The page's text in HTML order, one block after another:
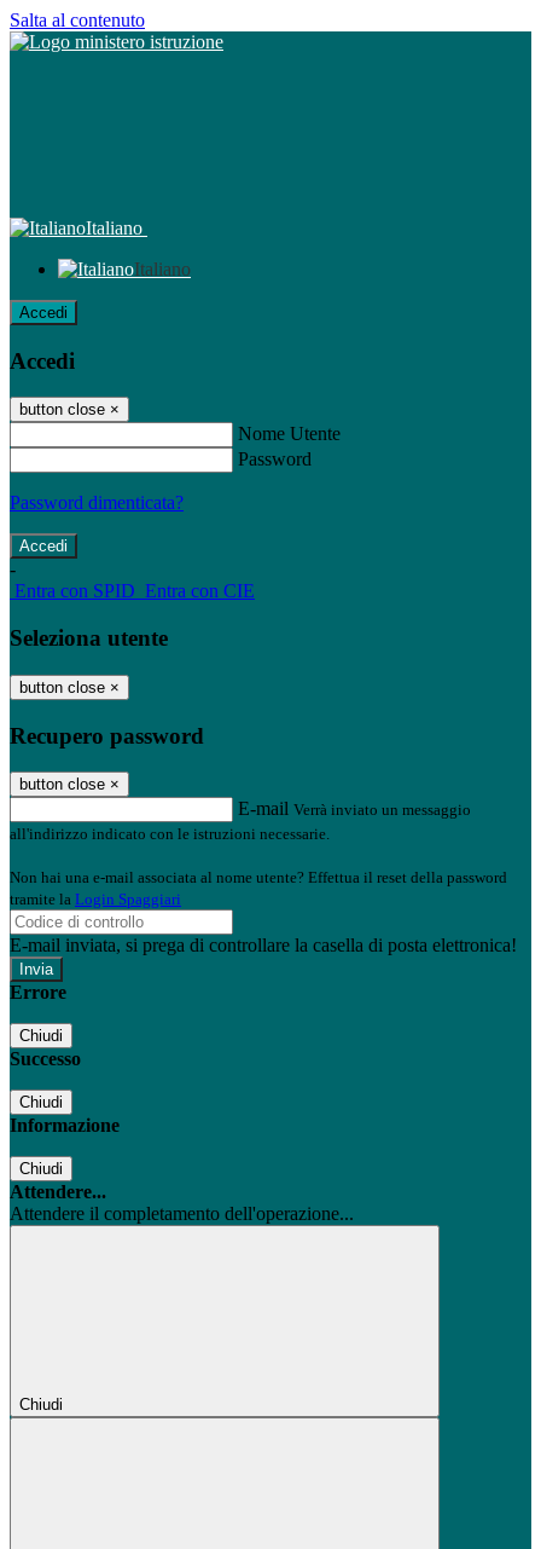
Salta al contenuto
Italiano
Italiano
Accedi
Accedi
button close ×
Nome Utente
Password
Password dimenticata?
-
Entra con SPID Entra con CIE
Seleziona utente
button close ×
Recupero password
button close ×
E-mail Verrà inviato un messaggio
all'indirizzo indicato con le istruzioni necessarie.
Non hai una e-mail associata al nome utente? Effettua il reset della password
tramite la Login Spaggiari
E-mail inviata, si prega di controllare la casella di posta elettronica!
Errore
Chiudi
Successo
Chiudi
Informazione
Chiudi
Attendere...
Attendere il completamento dell'operazione...
Chiudi